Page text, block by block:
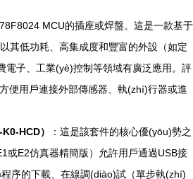
MCU的插座或焊盤。這是一款基于
其低功耗、高集成度和豐富的外設（如定
電子、工業(yè)控制等領域有廣泛應用。評
便用戶連接外部傳感器、執(zhí)行器或進
HCD）
：這是該套件的核心優(yōu)勢之
或E2仿真器精簡版）允許用戶通過USB接
序的下載、在線調(diào)試（單步執(zhí)